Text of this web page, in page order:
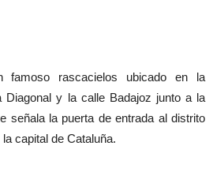
rascacielos ubicado en la
Diagonal y la calle Badajoz junto a la
señala la puerta de entrada al distrito
capital de Cataluña.